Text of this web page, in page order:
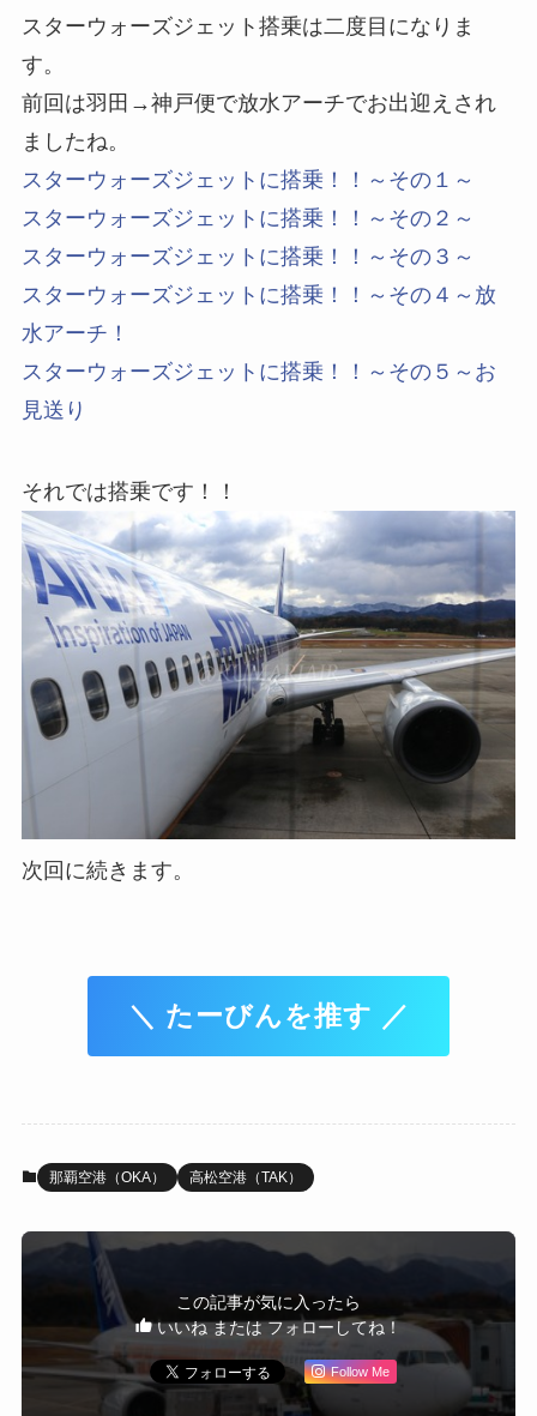
スターウォーズジェット搭乗は二度目になりま
す。
前回は羽田→神戸便で放水アーチでお出迎えされ
ましたね。
スターウォーズジェットに搭乗！！～その１～
スターウォーズジェットに搭乗！！～その２～
スターウォーズジェットに搭乗！！～その３～
スターウォーズジェットに搭乗！！～その４～放
水アーチ！
スターウォーズジェットに搭乗！！～その５～お
見送り
それでは搭乗です！！
次回に続きます。
＼ たーびんを推す ／
那覇空港（OKA） 高松空港（TAK）
この記事が気に入ったら
いいね または フォローしてね！
Follow Me